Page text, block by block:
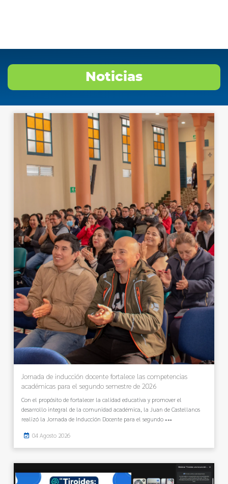
Noticias
Jornada de inducción docente fortalece las competencias
académicas para el segundo semestre de 2026
Con el propósito de fortalecer la calidad educativa y promover el
desarrollo integral de la comunidad académica, la Juan de Castellanos
realizó la Jornada de Inducción Docente para el segundo
04 Agosto 2026